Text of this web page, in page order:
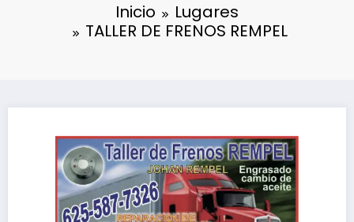
Inicio
Lugares
TALLER DE FRENOS REMPEL